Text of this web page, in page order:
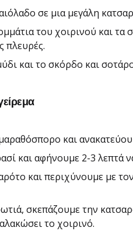
σε μια μεγάλη
του χοιρινού και
πλευρές.
και το σκόρδο και
και
και αφήνουμε 2-3 λεπτά
και περιχύνουμε με
σκεπάζουμε την
το χοιρινό.